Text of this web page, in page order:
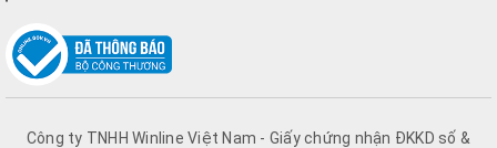
Công ty TNHH Winline Việt Nam - Giấy chứng nhận ĐKKD số &